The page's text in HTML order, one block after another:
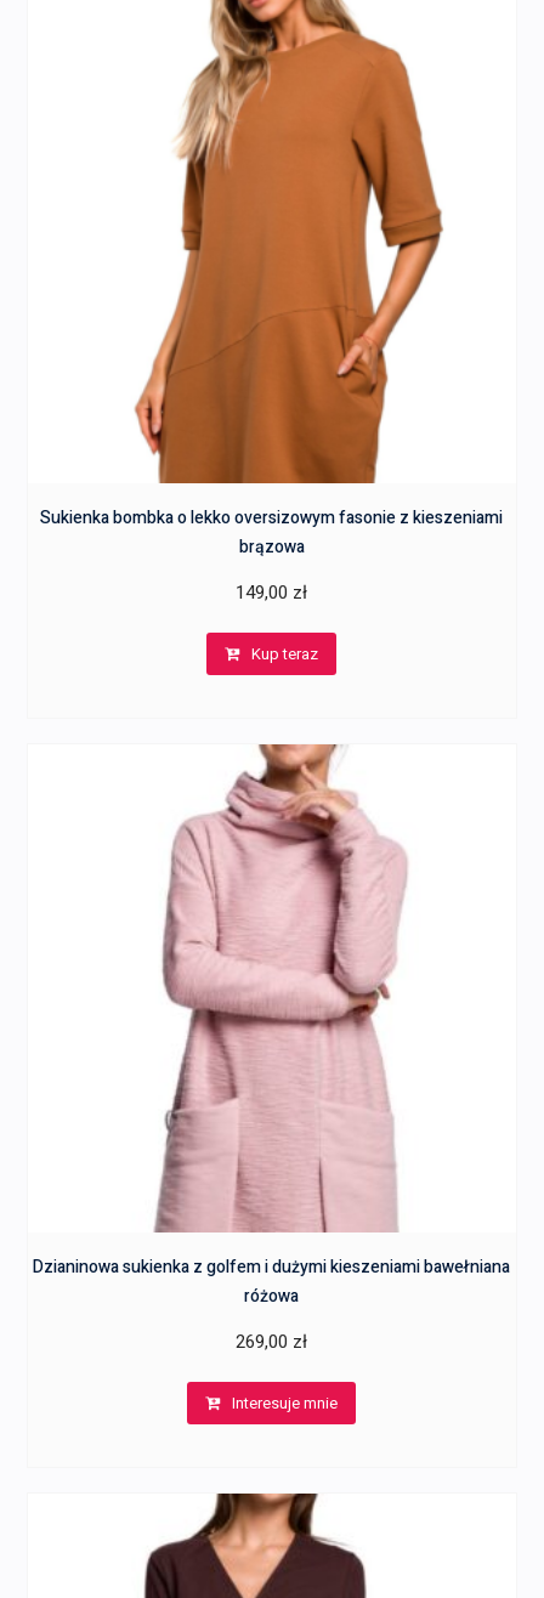
Sukienka bombka o lekko oversizowym fasonie z kieszeniami
brązowa
149,00 zł
Kup teraz
Dzianinowa sukienka z golfem i dużymi kieszeniami bawełniana
różowa
269,00 zł
Interesuje mnie